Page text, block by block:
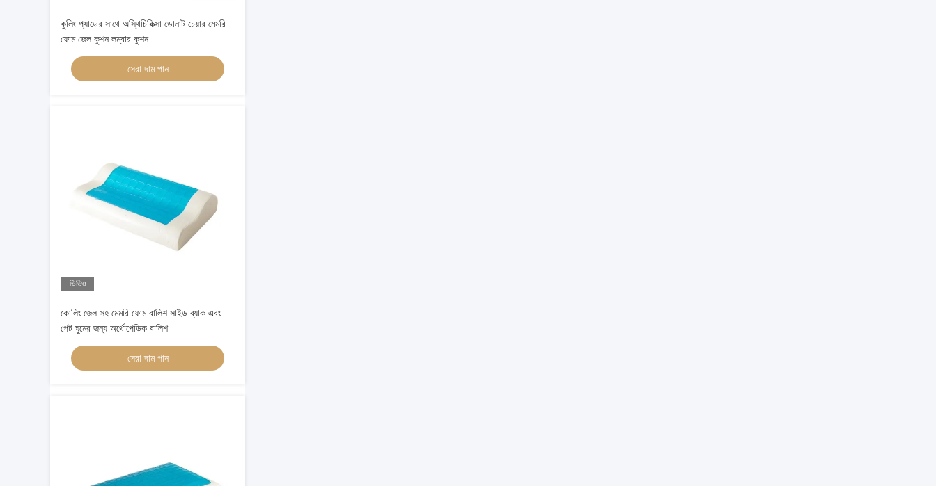
কুলিং প্যাডের সাথে অস্থিচিকিত্সা ডোনাট চেয়ার মেমরি
ফোম জেল কুশন লম্বার কুশন
সেরা দাম পান
ভিডিও
কোলিং জেল সহ মেমরি ফোম বালিশ সাইড ব্যাক এবং
পেট ঘুমের জন্য অর্থোপেডিক বালিশ
সেরা দাম পান